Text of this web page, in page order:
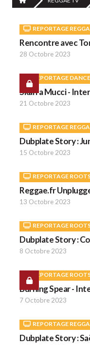
REPORTAGE
Rencontre avec
28 Octobre 2023
REPORTAGE
Skarra Mucci -
21 Octobre 2023
REPORTAGE
Dubplate Story :
15 Octobre 2023
REPORTAGE
Reggae.fr
13 Octobre 2023
REPORTAGE
Dubplate Story :
8 Octobre 2023
REPORTAGE
Burning Spear -
7 Octobre 2023
REPORTAGE
Dubplate Story :